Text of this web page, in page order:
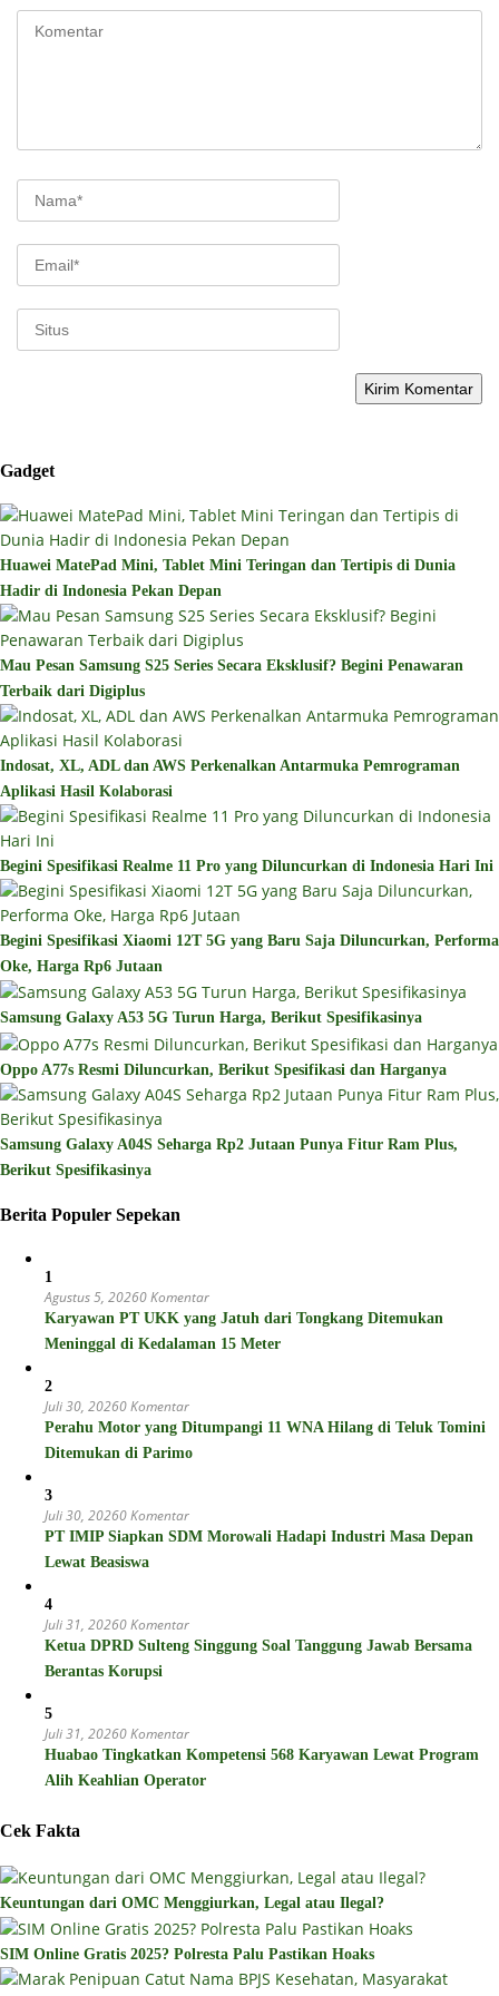
Gadget
Huawei MatePad Mini, Tablet Mini Teringan dan Tertipis di Dunia
Hadir di Indonesia Pekan Depan
Mau Pesan Samsung S25 Series Secara Eksklusif? Begini Penawaran
Terbaik dari Digiplus
Indosat, XL, ADL dan AWS Perkenalkan Antarmuka Pemrograman
Aplikasi Hasil Kolaborasi
Begini Spesifikasi Realme 11 Pro yang Diluncurkan di Indonesia Hari Ini
Begini Spesifikasi Xiaomi 12T 5G yang Baru Saja Diluncurkan, Performa
Oke, Harga Rp6 Jutaan
Samsung Galaxy A53 5G Turun Harga, Berikut Spesifikasinya
Oppo A77s Resmi Diluncurkan, Berikut Spesifikasi dan Harganya
Samsung Galaxy A04S Seharga Rp2 Jutaan Punya Fitur Ram Plus,
Berikut Spesifikasinya
Berita Populer Sepekan
1
Agustus 5, 20260 Komentar
Karyawan PT UKK yang Jatuh dari Tongkang Ditemukan
Meninggal di Kedalaman 15 Meter
2
Juli 30, 20260 Komentar
Perahu Motor yang Ditumpangi 11 WNA Hilang di Teluk Tomini
Ditemukan di Parimo
3
Juli 30, 20260 Komentar
PT IMIP Siapkan SDM Morowali Hadapi Industri Masa Depan
Lewat Beasiswa
4
Juli 31, 20260 Komentar
Ketua DPRD Sulteng Singgung Soal Tanggung Jawab Bersama
Berantas Korupsi
5
Juli 31, 20260 Komentar
Huabao Tingkatkan Kompetensi 568 Karyawan Lewat Program
Alih Keahlian Operator
Cek Fakta
Keuntungan dari OMC Menggiurkan, Legal atau Ilegal?
SIM Online Gratis 2025? Polresta Palu Pastikan Hoaks